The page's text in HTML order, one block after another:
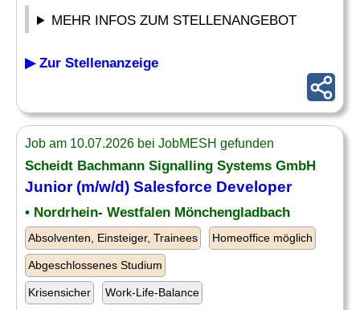
MEHR INFOS ZUM STELLENANGEBOT
▶ Zur Stellenanzeige
Job am 10.07.2026 bei JobMESH gefunden
Scheidt Bachmann Signalling Systems GmbH
Junior(m/w/d) Salesforce Developer
• Nordrhein- Westfalen Mönchengladbach
Absolventen, Einsteiger, Trainees Homeoffice möglich
Abgeschlossenes Studium
Krisensicher Work-Life-Balance